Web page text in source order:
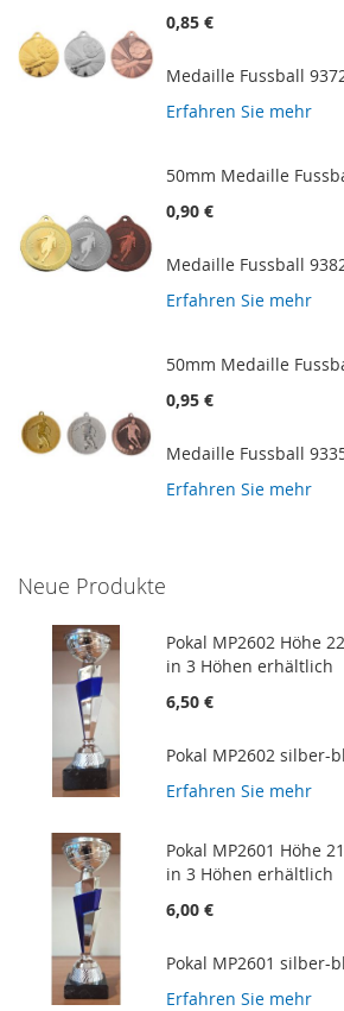
0,85 €
Medaille Fussball
Erfahren Sie mehr
50mm Medaille
0,90 €
Medaille Fussball
Erfahren Sie mehr
50mm Medaille
0,95 €
Medaille Fussball
Erfahren Sie mehr
Neue Produkte
Pokal MP2602 Höhe
in 3 Höhen erhältlich
6,50 €
Pokal MP2602 silber-
Erfahren Sie mehr
Pokal MP2601 Höhe
in 3 Höhen erhältlich
6,00 €
Pokal MP2601 silber-
Erfahren Sie mehr